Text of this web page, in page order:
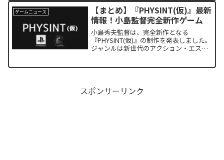
め要注目！
ゲームニュース
【まとめ】『PHYSINT(仮)』最新
情報！小島監督完全新作ゲーム
小島秀夫監督は、完全新作となる
『PHYSINT(仮)』の制作を発表しました。
ジャンルは新世代のアクション・エスピ
スポンサーリンク